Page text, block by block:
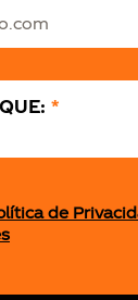
*
de
de